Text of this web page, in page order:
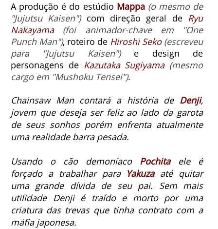
A produção é do estúdio Mappa (o mesmo de
"Jujutsu Kaisen")com direção geral de Ryu
Nakayama
(foi animador-chave em "One
Punch Man"), roteiro de Hiroshi Seko (escreveu
para "Jujutsu Kaisen")e design de
personagens de Kazutaka Sugiyama (mesmo
cargo em "Mushoku Tensei").
Chainsaw Man contará a história de Denji,
jovem que deseja ser feliz ao lado da garota
de seus sonhos porém enfrenta atualmente
uma realidade barra pesada.
Usando o cão demoníaco Pochitaele é
forçado a trabalhar para Yakuzaaté quitar
uma grande dívida de seu pai. Sem mais
utilidade Denji é traído e morto por uma
criatura das trevas que tinha contrato com a
máfia japonesa.